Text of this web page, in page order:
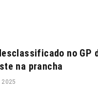
no GP
na prancha
2025